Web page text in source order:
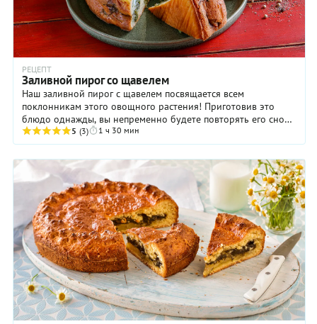
РЕЦЕПТ
Заливной пирог со щавелем
Наш заливной пирог с щавелем посвящается всем
поклонникам этого овощного растения! Приготовив это
блюдо однажды, вы непременно будете повторять его снова
— по собственному желанию или по просьбам ...
5 (3) 1 ч 30 мин